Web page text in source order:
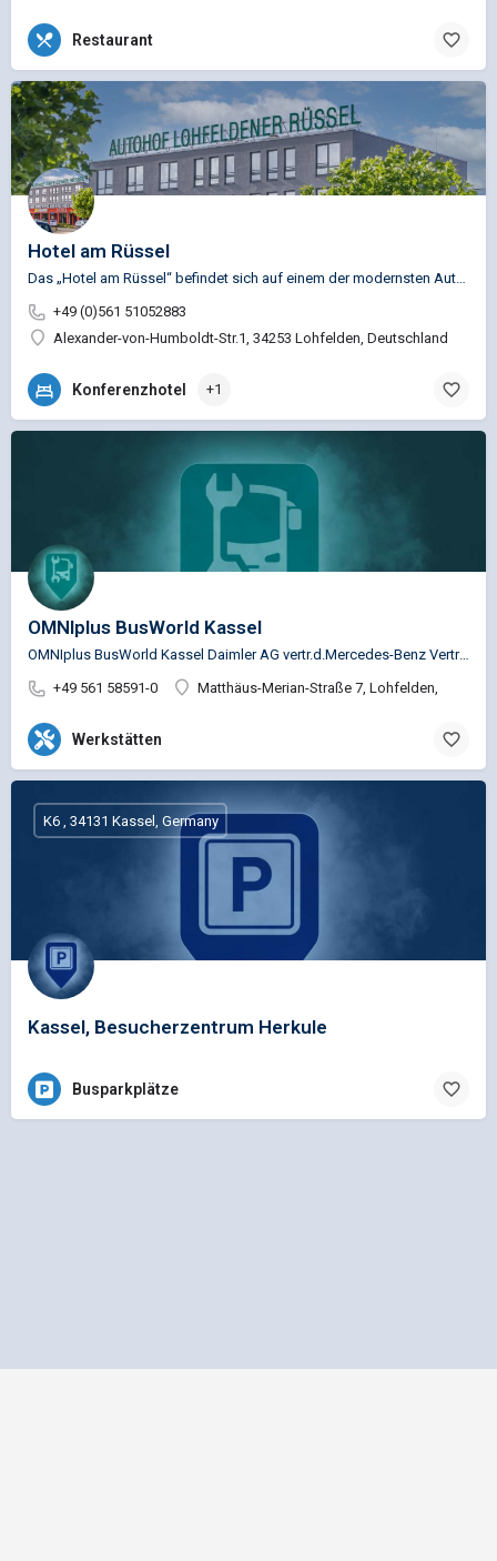
Restaurant
Hotel am Rüssel
Das „Hotel am Rüssel“ befindet sich auf einem der modernsten Autohöfe mit Wohlfühlfaktor Deutschlands. Es…
+49 (0)561 51052883
Alexander-von-Humboldt-Str.1, 34253 Lohfelden, Deutschland
Konferenzhotel +1
OMNIplus BusWorld Kassel
OMNIplus BusWorld Kassel Daimler AG vertr.d.Mercedes-Benz Vertrieb NFZ GmbH Ndl.Kassel Service …
+49 561 58591-0
Matthäus-Merian-Straße 7, Lohfelden,
Werkstätten
Kassel, Besucherzentrum Herkule
K6 , 34131 Kassel, Germany
Busparkplätze